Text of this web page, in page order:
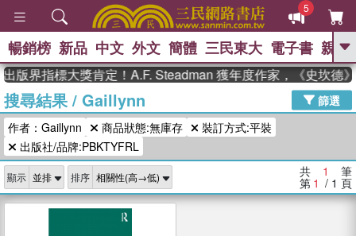
5
GO
高希均教授回憶錄
、 The Odyssey 、 父親節 、 花開錦
繡 、 暑期推薦 、 方念華
、 偉大的迷走神經 、 如果歷史是一
群喵
暢銷榜 新品 中文 外文 簡體 三民東大 電子書 親子
版界指標大獎肯定！A.F. Steadman 獲年度作家，《史坎德
搜尋結果/ Gaillynn
篩選
作者：Gaillynn
商品狀態:無庫存
裝訂方式:平裝
出版社/品牌:PBKTYFRL
顯示 排序 共 1 筆
第 1 / 1 頁